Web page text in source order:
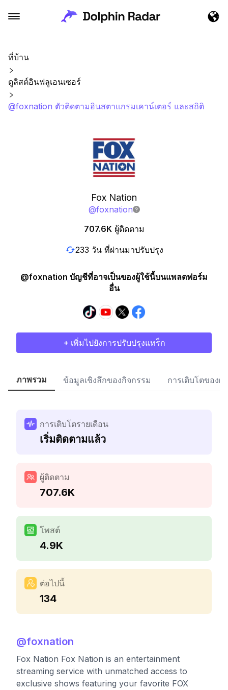
ที่บ้าน
ดูลิสต์อินฟลูเอนเซอร์
@foxnation ตัวติดตามอินสตาแกรมเคาน์เตอร์ และสถิติ
Fox Nation
@foxnation
707.6K ผู้ติดตาม
233 วัน ที่ผ่านมาปรับปรุง
@foxnation บัญชีที่อาจเป็นของผู้ใช้นี้บนแพลตฟอร์ม
อื่น
+ เพิ่มไปยังการปรับปรุงแทร็ก
ภาพรวม ข้อมูลเชิงลึกของกิจกรรม การเติบโตของผู้
การเติบโตรายเดือน
เริ่มติดตามแล้ว
ผู้ติดตาม
707.6K
โพสต์
4.9K
ต่อไปนี้
134
@foxnation
Fox Nation Fox Nation is an entertainment
streaming service with unmatched access to
exclusive shows featuring your favorite FOX